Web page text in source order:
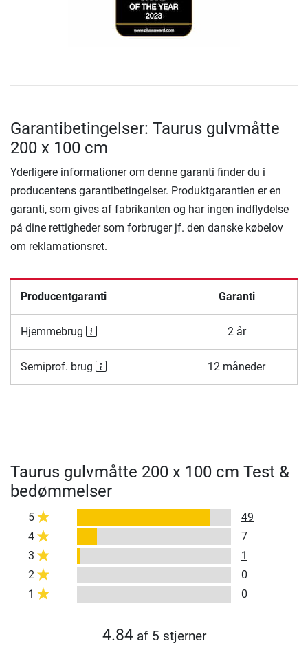
Garantibetingelser: Taurus gulvmåtte
200 x 100 cm
Yderligere informationer om denne garanti finder du i
producentens garantibetingelser. Produktgarantien er en
garanti, som gives af fabrikanten og har ingen indflydelse
på dine rettigheder som forbruger jf. den danske købelov
om reklamationsret.
Producentgaranti Garanti
Hjemmebrug 2 år
Semiprof. brug 12 måneder
Taurus gulvmåtte 200 x 100 cm Test &
bedømmelser
5
49
4
7
3
1
2
0
1
0
4.84af 5 stjerner